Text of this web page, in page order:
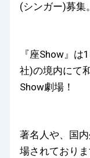
(シンガー)募集。
『座Show』
社)の境内にて
Show劇場！
著名人や、国
場されておりま